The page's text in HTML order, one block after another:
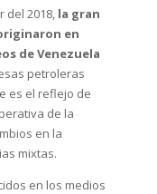
del 2018,la gran
en
de Venezuela
petroleras
es el reflejo de
de la
en la
mixtas.
en los medios